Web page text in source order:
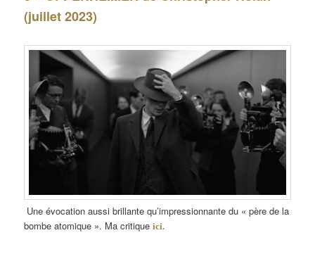
(juillet 2023)
Une évocation aussi brillante qu’impressionnante du « père de la
bombe atomique ». Ma critiqueici.